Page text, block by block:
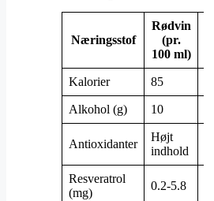
Næringsstof
Rødvin
(pr.
100 ml)
Kalorier 85
Alkohol (g) 10
Antioxidanter
Højt
indhold
Resveratrol
(mg)
0.2-5.8